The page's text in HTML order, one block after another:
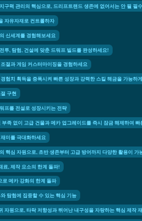
력 관리의 핵심으로, 드리프트랜드 생존에 없어서는 안 될 필
자유자재로 컨트롤하자
신세계를 경험해보세요
투, 탐험, 건설에 맞춘 드워프 빌드를 완성하세요!
절과 게임 커스터마이징을 경험하세요
험치 획득을 증폭시켜 빠른 성장과 강력한 스킬 해금을 가능하
구현
프를 전설로 성장시키는 전략
족 없이 고급 건물과 메카 업그레이드를 즉시 잠금 해제하여
미를 극대화하세요
핵심 자원으로, 초반 생존부터 고급 방어까지 다양한 활용이 가
료, 제작 요소의 한계 돌파!
로 메카 강화의 한계 돌파
탐험에 집중할 수 있는 핵심 기능
원으로, 타락 저항성과 뛰어난 내구성을 자랑하는 핵심 제작